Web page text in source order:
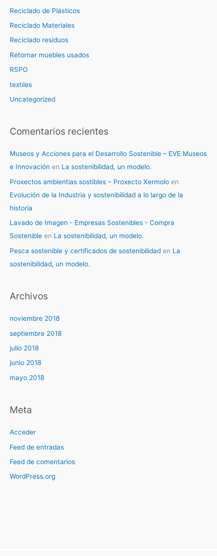
Reciclado de Plásticos
Reciclado Materiales
Reciclado residuos
Retornar muebles usados
RSPO
textiles
Uncategorized
Comentarios recientes
Museos y Acciones para el Desarrollo Sostenible – EVE Museos
e Innovación en La sostenibilidad, un modelo.
Proxectos ambientias sostibles – Proxecto Xermolo en
Evolución de la Industria y sostenibilidad a lo largo de la
historia
Lavado de Imagen - Empresas Sostenibles - Compra
Sostenible en La sostenibilidad, un modelo.
Pesca sostenible y certificados de sostenibilidad en La
sostenibilidad, un modelo.
Archivos
noviembre 2018
septiembre 2018
julio 2018
junio 2018
mayo 2018
Meta
Acceder
Feed de entradas
Feed de comentarios
WordPress.org